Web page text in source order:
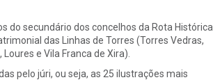
do secundário dos concelhos da Rota Histórica
das Linhas de Torres (Torres Vedras,
e Vila Franca de Xira).
pelo júri, ou seja, as 25 ilustrações mais